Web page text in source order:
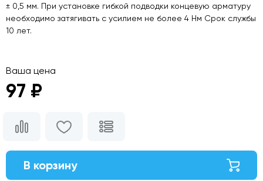
± 0,5 мм. При установке гибкой подводки концевую арматуру
необходимо затягивать с усилием не более 4 Нм Срок службы
10 лет.
Ваша цена
97 ₽
В корзину